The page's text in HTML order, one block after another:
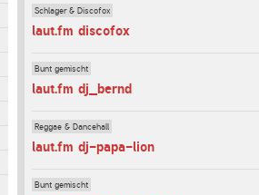
Schlager & Discofox
laut.fm discofox
Bunt gemischt
laut.fm dj_bernd
Reggae & Dancehall
laut.fm dj-papa-lion
Bunt gemischt